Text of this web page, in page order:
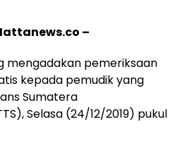
–
mengadakan pemeriksaan
kepada pemudik yang
Sumatera
Selasa (24/12/2019) pukul